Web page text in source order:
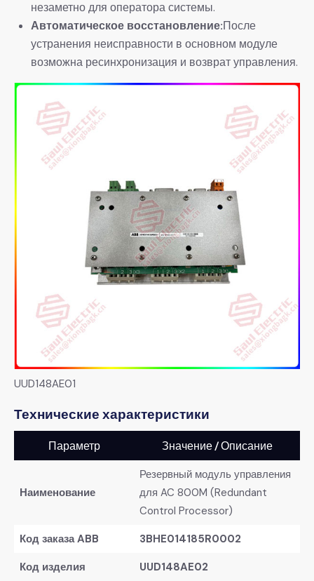
незаметно для оператора системы.
Автоматическое восстановление:После
устранения неисправности в основном модуле
возможна ресинхронизация и возврат управления.
UUD148AE01
Технические характеристики
Параметр Значение / Описание
Наименование
Резервный модуль управления
для AC 800M (Redundant
Control Processor)
Код заказа ABB
3BHE014185R0002
Код изделия
UUD148AE02